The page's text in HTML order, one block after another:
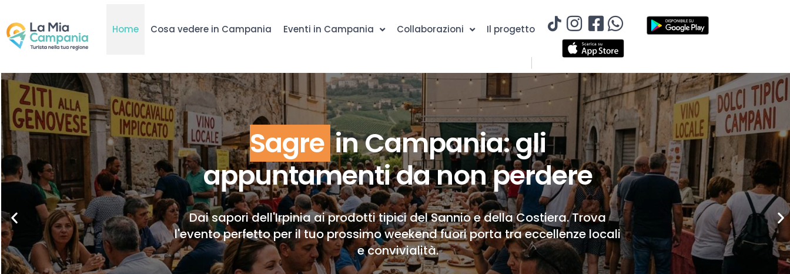
Home Cosa vedere in Campania Eventi in Campania Collaborazioni Il progetto
Sagre in Campania: gli
appuntamenti da non perdere
Dai sapori dell'Irpinia ai prodotti tipici del Sannio e della Costiera. Trova
l'evento perfetto per il tuo prossimo weekend fuori porta tra eccellenze locali
e convivialità.